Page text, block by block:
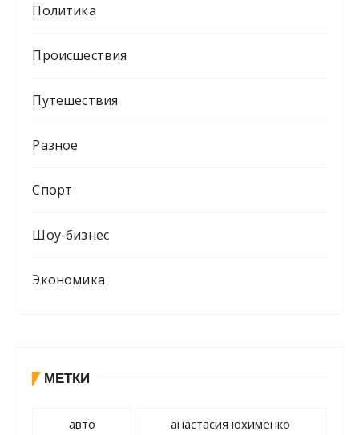
Политика
Происшествия
Путешествия
Разное
Спорт
Шоу-бизнес
Экономика
МЕТКИ
авто анастасия юхименко